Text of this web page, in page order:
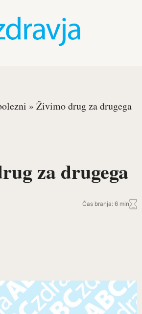
» Živimo drug za drugega
za drugega
Čas branja: 6 min